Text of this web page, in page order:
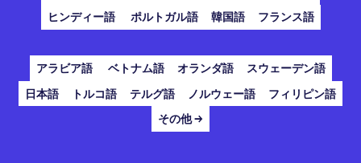
ヒンディー語
ポルトガル語 韓国語 フランス語
アラビア語 ベトナム語 オランダ語
スウェーデン語
日本語
トルコ語 テルグ語 ノルウェー語
フィリピン語
その他 →